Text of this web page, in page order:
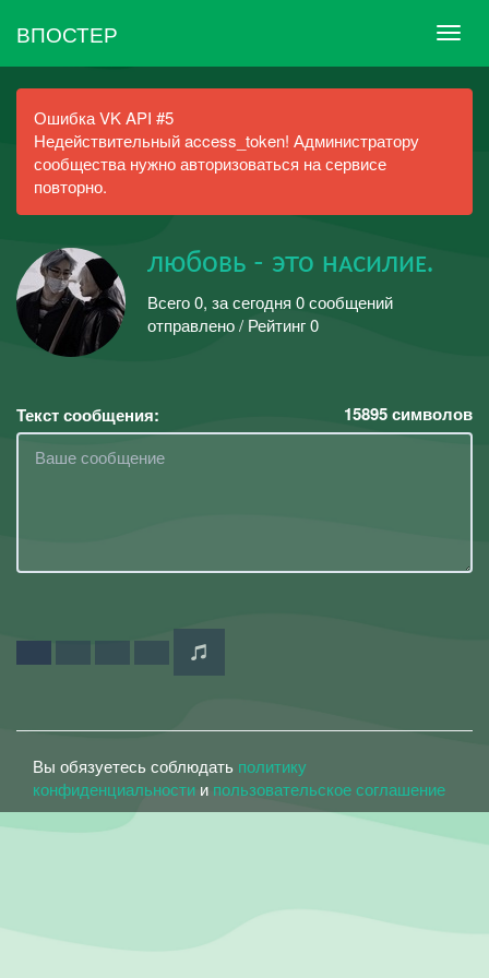
ВПОСТЕР
Ошибка VK API #5
Недействительный access_token! Администратору
сообщества нужно авторизоваться на сервисе
повторно.
любовь - это нᴀсилиᴇ.
Всего 0, за сегодня 0 сообщений
отправлено / Рейтинг 0
Текст сообщения: 15895символов
Вы обязуетесь соблюдать политику
конфиденциальности и пользовательское соглашение